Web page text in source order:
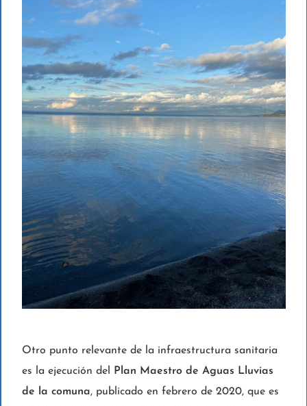
Otro punto relevante de la infraestructura sanitaria
es la ejecución del Plan Maestro de Aguas Lluvias
de la comuna, publicado en febrero de 2020, que es